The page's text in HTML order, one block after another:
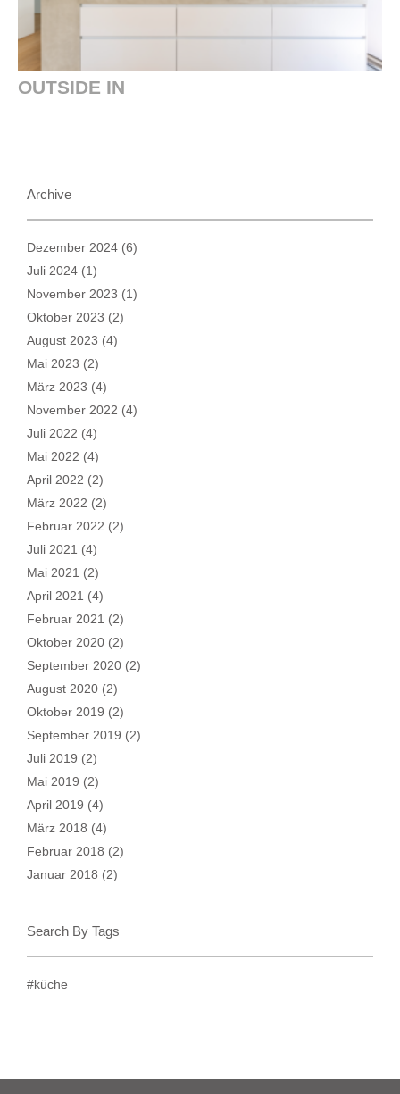
OUTSIDE IN
Archive
Dezember 2024 (6)
Juli 2024 (1)
November 2023 (1)
Oktober 2023 (2)
August 2023 (4)
Mai 2023 (2)
März 2023 (4)
November 2022 (4)
Juli 2022 (4)
Mai 2022 (4)
April 2022 (2)
März 2022 (2)
Februar 2022 (2)
Juli 2021 (4)
Mai 2021 (2)
April 2021 (4)
Februar 2021 (2)
Oktober 2020 (2)
September 2020 (2)
August 2020 (2)
Oktober 2019 (2)
September 2019 (2)
Juli 2019 (2)
Mai 2019 (2)
April 2019 (4)
März 2018 (4)
Februar 2018 (2)
Januar 2018 (2)
Search By Tags
#küche